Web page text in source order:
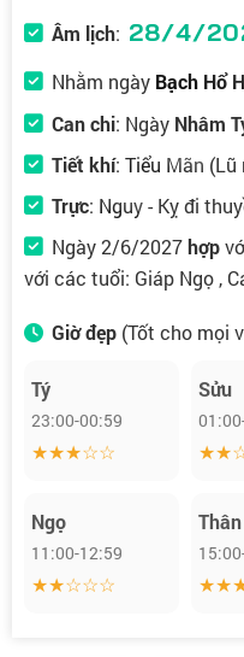
Âm lịch: 28/4/
Nhằm ngày Bạch Hổ
Can chi: Ngày Nhâm
Tiết khí: Tiểu Mãn (Lũ
Trực: Nguy- Kỵ đi
Ngày 2/6/2027hợp
với các tuổi: Giáp Ngọ ,
Giờ đẹp (Tốt cho mọi
Tý
23:00-00:59
★★★☆☆
Sửu
Ngọ
11:00-12:59
★★☆☆☆
Thân